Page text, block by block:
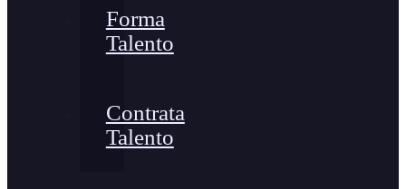
Forma
Talento
Contrata
Talento